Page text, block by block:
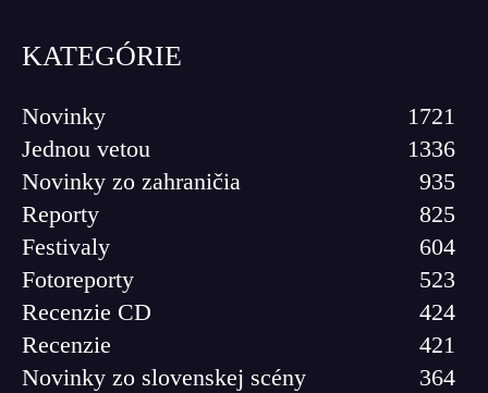
KATEGÓRIE
Novinky
1721
Jednou vetou
1336
Novinky zo zahraničia
935
Reporty
825
Festivaly
604
Fotoreporty
523
Recenzie CD
424
Recenzie
421
Novinky zo slovenskej scény
364